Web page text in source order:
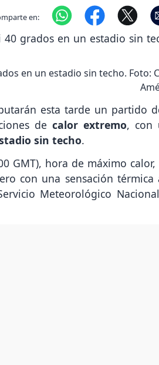
en:
en un estadio sin techo. Foto:
esta tarde un partido
de calor extremo, con
sin techo.
GMT), hora de máximo calor,
con una sensación térmica
Meteorológico